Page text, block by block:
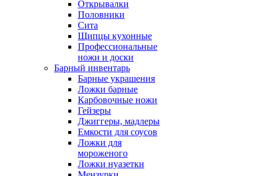
Открывалки
Половники
Сита
Щипцы кухонные
Профессиональные
ножи и доски
Барный инвентарь
Барные украшения
Ложки барные
Карбовочные ножи
Гейзеры
Джиггеры, мадлеры
Емкости для соусов
Ложки для
мороженого
Ложки нуазетки